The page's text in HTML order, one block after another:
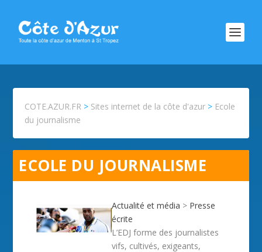
COTE.AZUR.FR > Sites internet de la côte d'azur > Ecole
du journalisme
ECOLE DU JOURNALISME
Actualité et média > Presse
écrite
L’EDJ forme des journalistes
vifs, cultivés, exigeants,